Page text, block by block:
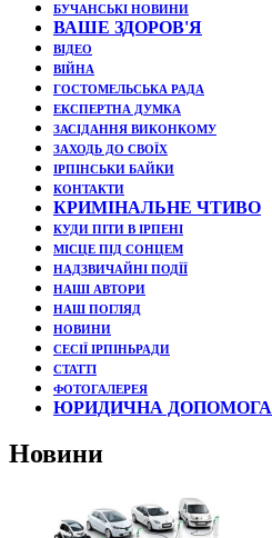
БУЧАНСЬКІ НОВИНИ
ВАШЕ ЗДОРОВ'Я
ВІДЕО
ВІЙНА
ГОСТОМЕЛЬСЬКА РАДА
ЕКСПЕРТНА ДУМКА
ЗАСІДАННЯ ВИКОНКОМУ
ЗАХОДЬ ДО СВОЇХ
ІРПІНСЬКИ БАЙКИ
КОНТАКТИ
КРИМІНАЛЬНЕ ЧТИВО
КУДИ ПІТИ В ІРПЕНІ
МІСЦЕ ПІД СОНЦЕМ
НАДЗВИЧАЙНІ ПОДЇЇ
НАШІ АВТОРИ
НАШ ПОГЛЯД
НОВИНИ
СЕСІЇ ІРПІНЬРАДИ
СТАТТІ
ФОТОГАЛЕРЕЯ
ЮРИДИЧНА ДОПОМОГА
Новини